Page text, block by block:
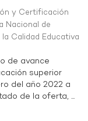
y Certificación
Nacional de
Calidad Educativa
de avance
superior
del año 2022 a
de la oferta, ...